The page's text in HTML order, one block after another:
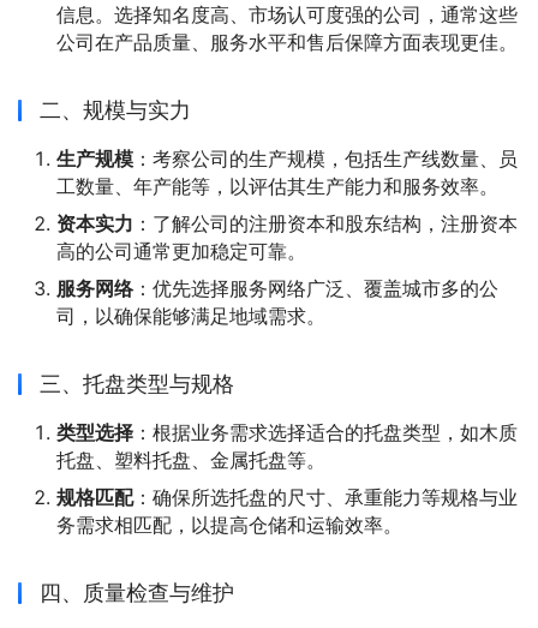
信息。选择知名度高、市场认可度强的公司，通常这些
公司在产品质量、服务水平和售后保障方面表现更佳。
二、规模与实力
生产规模 ：考察公司的生产规模，包括生产线数量、员
工数量、年产能等，以评估其生产能力和服务效率。
资本实力 ：了解公司的注册资本和股东结构，注册资本
高的公司通常更加稳定可靠。
服务网络：优先选择服务网络广泛、覆盖城市多的公
司，以确保能够满足地域需求。
三、托盘类型与规格
类型选择 ：根据业务需求选择适合的托盘类型，如木质
托盘、塑料托盘、金属托盘等。
规格匹配：确保所选托盘的尺寸、承重能力等规格与业
务需求相匹配，以提高仓储和运输效率。
四、质量检查与维护